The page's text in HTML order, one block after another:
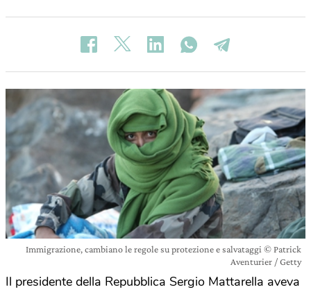
Immigrazione, cambiano le regole su protezione e salvataggi © Patrick
Aventurier / Getty
Il presidente della Repubblica Sergio Mattarella aveva